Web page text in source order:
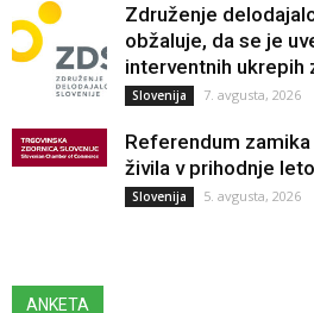
Združenje
obžaluje, da se je
interventnih ukrepih
Slovenija 7. avgusta, 2026
Referendum
živila v prihodnje leto
Slovenija 5. avgusta, 2026
ANKETA